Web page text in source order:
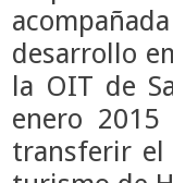
desarrollo
la OIT de
enero
transferir el